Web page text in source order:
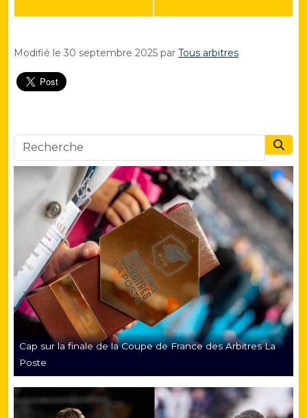
Modifié le 30 septembre 2025 par Tous arbitres
Cap sur la finale de la Coupe de France des Arbitres La
Poste